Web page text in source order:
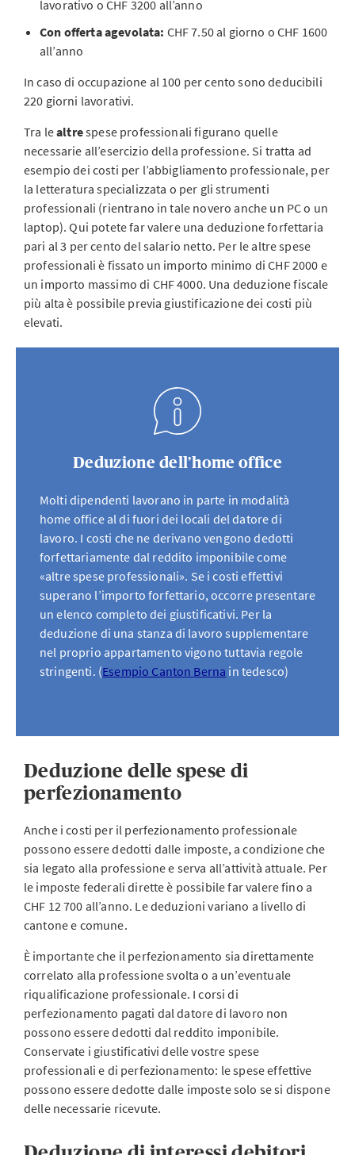
lavorativo o CHF 3200 all’anno
Con offerta agevolata: CHF 7.50 al giorno o CHF 1600
all’anno
In caso di occupazione al 100 per cento sono deducibili
220 giorni lavorativi.
Tra lealtrespese professionali figurano quelle
necessarie all’esercizio della professione. Si tratta ad
esempio dei costi per l’abbigliamento professionale, per
la letteratura specializzata o per gli strumenti
professionali (rientrano in tale novero anche un PC o un
laptop). Qui potete far valere una deduzione forfettaria
pari al 3 per cento del salario netto. Per le altre spese
professionali è fissato un importo minimo di CHF 2000 e
un importo massimo di CHF 4000. Una deduzione fiscale
più alta è possibile previa giustificazione dei costi più
elevati.
Deduzione dell’home office
Molti dipendenti lavorano in parte in modalità
home office al di fuori dei locali del datore di
lavoro. I costi che ne derivano vengono dedotti
forfettariamente dal reddito imponibile come
«altre spese professionali». Se i costi effettivi
superano l’importo forfettario, occorre presentare
un elenco completo dei giustificativi. Per la
deduzione di una stanza di lavoro supplementare
nel proprio appartamento vigono tuttavia regole
stringenti. (Esempio Canton Berna in tedesco)
Deduzione delle spese di
perfezionamento
Anche i costi per il perfezionamento professionale
possono essere dedotti dalle imposte, a condizione che
sia legato alla professione e serva all’attività attuale. Per
le imposte federali dirette è possibile far valere fino a
CHF 12 700 all’anno. Le deduzioni variano a livello di
cantone e comune.
È importante che il perfezionamento sia direttamente
correlato alla professione svolta o a un’eventuale
riqualificazione professionale. I corsi di
perfezionamento pagati dal datore di lavoro non
possono essere dedotti dal reddito imponibile.
Conservate i giustificativi delle vostre spese
professionali e di perfezionamento: le spese effettive
possono essere dedotte dalle imposte solo se si dispone
delle necessarie ricevute.